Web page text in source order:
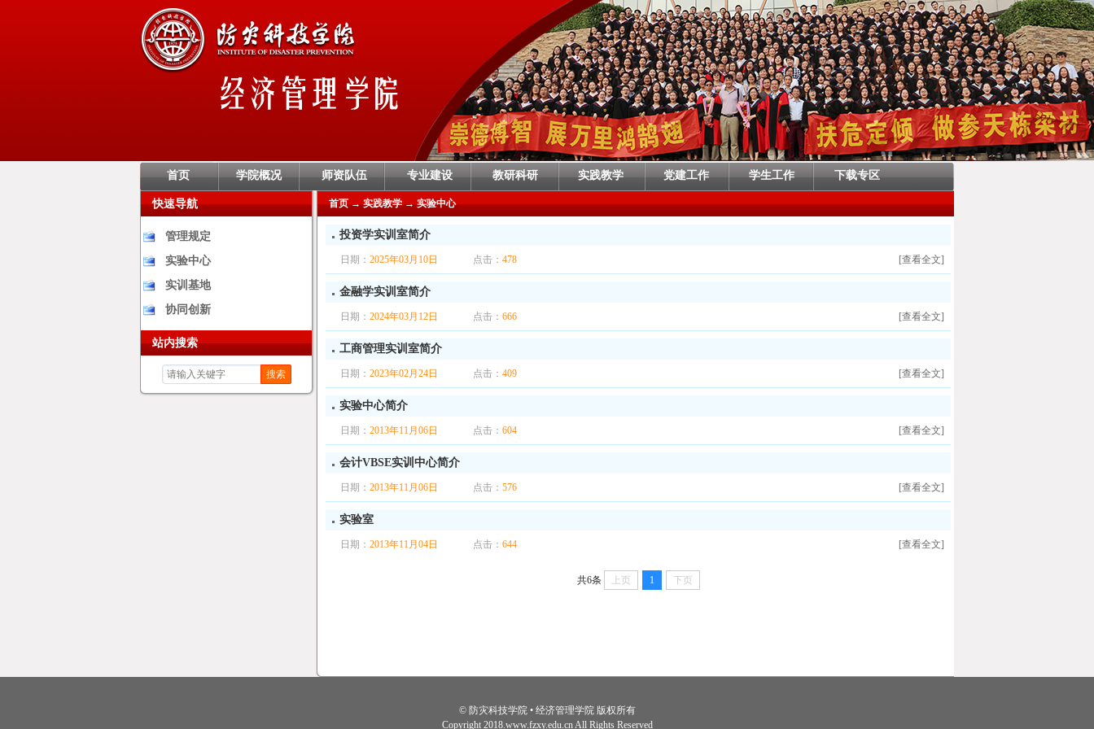
首页 学院概况 师资队伍 专业建设 教研科研 实践教学 党建工作 学生工作 下载专区
快速导航
管理规定
实验中心
实训基地
协同创新
站内搜索
搜索
首页→实践教学→实验中心
投资学实训室简介
[查看全文]
日期： 2025年03月10日 点击： 478
金融学实训室简介
[查看全文]
日期： 2024年03月12日 点击： 666
工商管理实训室简介
[查看全文]
日期： 2023年02月24日 点击： 409
实验中心简介
[查看全文]
日期： 2013年11月06日 点击： 604
会计VBSE实训中心简介
[查看全文]
日期： 2013年11月06日 点击： 576
实验室
[查看全文]
日期： 2013年11月04日 点击： 644
共6条 上页 1 下页
© 防灾科技学院 • 经济管理学院 版权所有
Copyright 2018.www.fzxy.edu.cn All Rights Reserved